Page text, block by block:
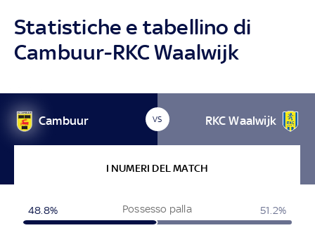
Statistiche e tabellino di
Cambuur-RKC Waalwijk
Cambuur VS RKC Waalwijk
I NUMERI DEL MATCH
Possesso palla
48.8% 51.2%